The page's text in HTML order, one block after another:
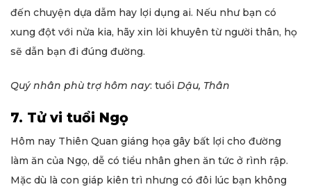
đến chuyện dựa dẫm hay lợi dụng ai. Nếu như bạn có
xung đột với nửa kia, hãy xin lời khuyên từ người thân, họ
sẽ dẫn bạn đi đúng đường.
Quý nhân phù trợ hôm nay: tuổi Dậu, Thân
7. Tử vi tuổi Ngọ
Hôm nay Thiên Quan giáng họa gây bất lợi cho đường
làm ăn của Ngọ, dễ có tiểu nhân ghen ăn tức ở rình rập.
Mặc dù là con giáp kiên trì nhưng có đôi lúc bạn không